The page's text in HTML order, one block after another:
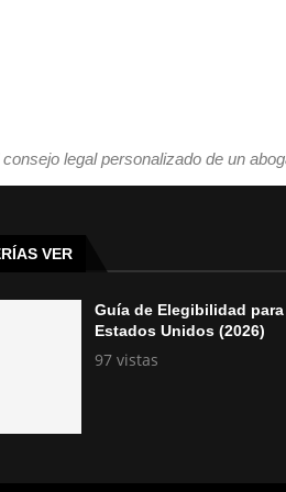
legal personalizado de un
VER
Guía de Elegibilidad para
Estados Unidos (2026)
97 vistas